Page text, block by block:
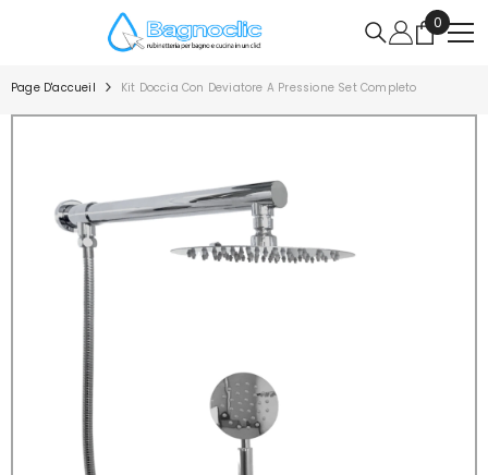
IGNORER ET PASSER AU CONTENU
0
0
article
Page D'accueil Kit Doccia Con Deviatore A Pressione Set Completo